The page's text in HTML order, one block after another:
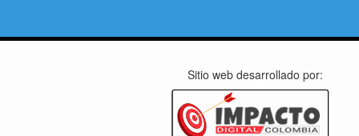
Sitio web desarrollado por: